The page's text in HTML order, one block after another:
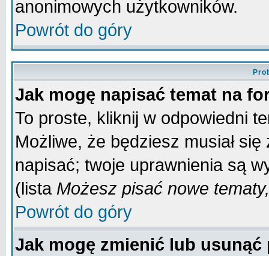
anonimowych użytkowników.
Powrót do góry
Jak mogę napisać temat na
To proste, kliknij w odpowiedni
Możliwe, że będziesz musiał
napisać; twoje uprawnienia są
(lista Możesz pisać nowe
Powrót do góry
Jak mogę zmienić lub usunąć